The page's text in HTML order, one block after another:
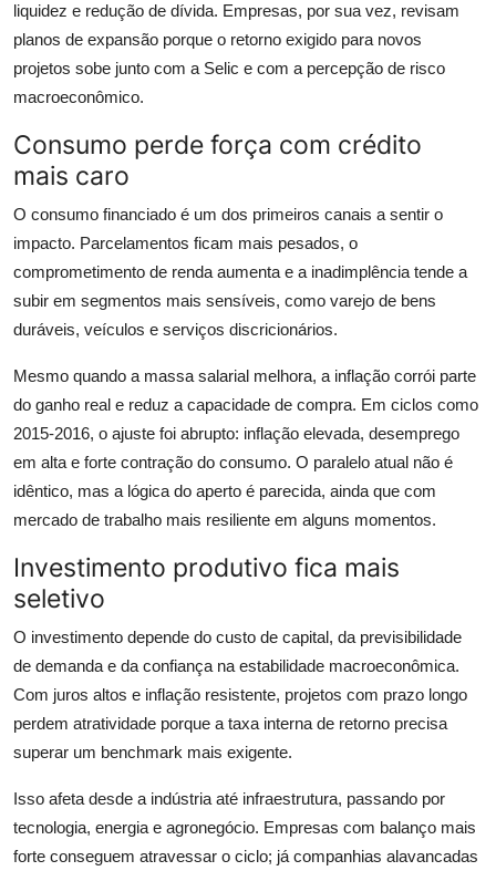
liquidez e redução de dívida. Empresas, por sua vez, revisam
planos de expansão porque o retorno exigido para novos
projetos sobe junto com a Selic e com a percepção de risco
macroeconômico.
Consumo perde força com crédito
mais caro
O consumo financiado é um dos primeiros canais a sentir o
impacto. Parcelamentos ficam mais pesados, o
comprometimento de renda aumenta e a inadimplência tende a
subir em segmentos mais sensíveis, como varejo de bens
duráveis, veículos e serviços discricionários.
Mesmo quando a massa salarial melhora, a inflação corrói parte
do ganho real e reduz a capacidade de compra. Em ciclos como
2015-2016, o ajuste foi abrupto: inflação elevada, desemprego
em alta e forte contração do consumo. O paralelo atual não é
idêntico, mas a lógica do aperto é parecida, ainda que com
mercado de trabalho mais resiliente em alguns momentos.
Investimento produtivo fica mais
seletivo
O investimento depende do custo de capital, da previsibilidade
de demanda e da confiança na estabilidade macroeconômica.
Com juros altos e inflação resistente, projetos com prazo longo
perdem atratividade porque a taxa interna de retorno precisa
superar um benchmark mais exigente.
Isso afeta desde a indústria até infraestrutura, passando por
tecnologia, energia e agronegócio. Empresas com balanço mais
forte conseguem atravessar o ciclo; já companhias alavancadas